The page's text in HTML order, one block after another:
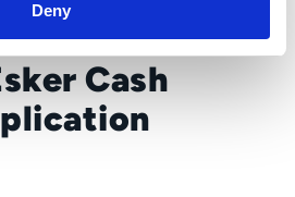
Deny
clave
Cash